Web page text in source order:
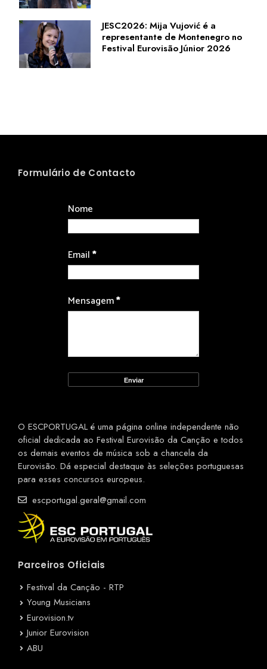
JESC2026: Mija Vujović é a
representante de Montenegro no
Festival Eurovisão Júnior 2026
Formulário de Contacto
Nome
Email*
Mensagem*
O ESCPORTUGAL é uma página online independente não
oficial dedicada ao Festival Eurovisão da Canção e todos
os demais eventos de música sob a chancela da
Eurovisão. Dá especial destaque às seleções portuguesas
para esses concursos europeus.
escportugal.geral@gmail.com
Parceiros Oficiais
Festival da Canção - RTP
Young Musicians
Eurovision.tv
Junior Eurovision
ABU